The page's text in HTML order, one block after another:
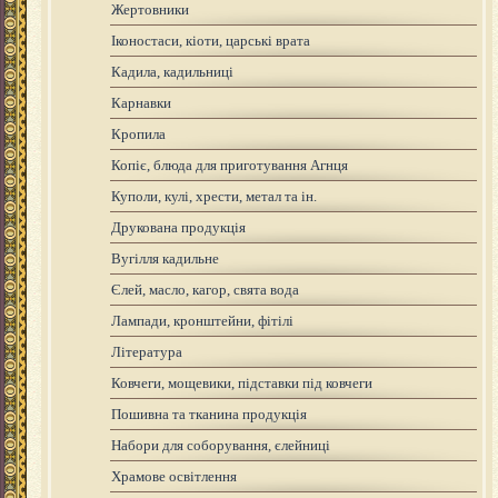
Жертовники
Іконостаси, кіоти, царські врата
Кадила, кадильниці
Карнавки
Кропила
Копіє, блюда для приготування Агнця
Куполи, кулі, хрести, метал та ін.
Друкована продукція
Вугілля кадильне
Єлей, масло, кагор, свята вода
Лампади, кронштейни, фітілі
Література
Ковчеги, мощевики, підставки під ковчеги
Пошивна та тканина продукція
Набори для соборування, єлейниці
Храмове освітлення